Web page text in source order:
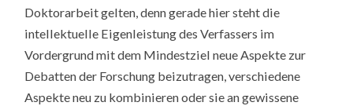
Doktorarbeit gelten, denn gerade hier steht die
intellektuelle Eigenleistung des Verfassers im
Vordergrund mit dem Mindestziel neue Aspekte zur
Debatten der Forschung beizutragen, verschiedene
Aspekte neu zu kombinieren oder sie an gewissene